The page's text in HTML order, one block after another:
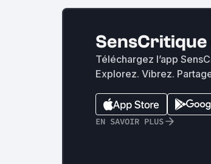
Téléchargez l’app
Explorez. Vibrez.
EN SAVOIR PLUS